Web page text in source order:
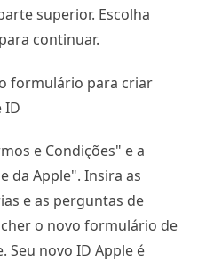
superior. Escolha
continuar.
formulário para criar
ID
e Condições" e a
da Apple". Insira as
e as perguntas de
o novo formulário de
Seu novo ID Apple é